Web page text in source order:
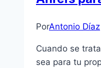
PorAntonio Díaz
Cuando se
sea para tu